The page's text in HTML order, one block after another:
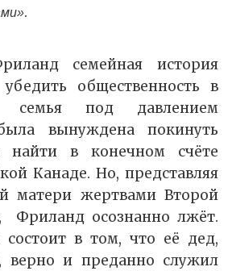
.
семейная история
общественность в
под давлением
была вынуждена покинуть
в конечном счёте
Канаде. Но, представляя
матери жертвами Второй
Фриланд осознанно лжёт.
состоит в том, что её дед,
верно и преданно служил